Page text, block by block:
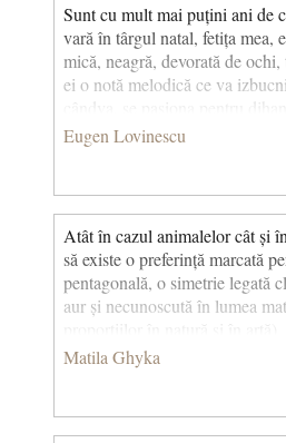
Sunt cu mult mai puțini ani de
vară în târgul natal, fetița mea,
mică, neagră, devorată de
ei o notă melodică ce va
cândva, se pasiona pentru
armonia serilor de august cu
cărui notă melopeică ea nu
sau elanul pământului către
bolții, ci un strigăt de alarmă, o
Eugen Lovinescu
Atât în cazul animalelor cât și
să existe o preferință marcată
pentagonală, o simetrie legată
aur și necunoscută în lumea
Matila Ghyka